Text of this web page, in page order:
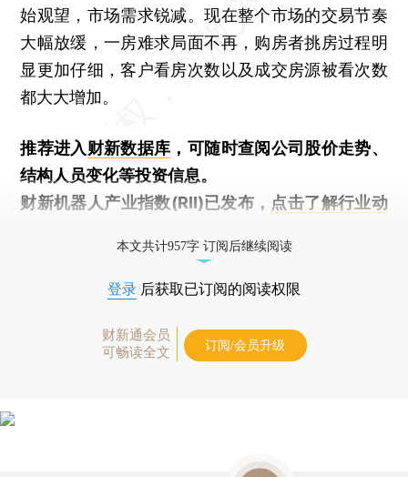
始观望，市场需求锐减。现在整个市场的交易节奏
大幅放缓，一房难求局面不再，购房者挑房过程明
显更加仔细，客户看房次数以及成交房源被看次数
都大大增加。
推荐进入财新数据库 ，可随时查阅公司股价走势、
结构人员变化等投资信息。
财新机器人产业指数(RII)已发布， 点击了解行业动
本文共计957字 订阅后继续阅读
登录 后获取已订阅的阅读权限
财新通会员
可畅读全文
订阅/会员升级